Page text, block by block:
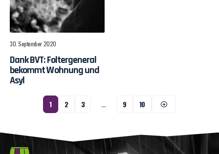
30. September 2020
Dank BVT: Foltergeneral
bekommt Wohnung und
Asyl
1 2 3 … 9 10